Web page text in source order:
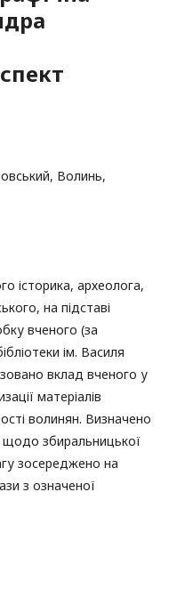
Волинь,
історика, археолога,
на підставі
вченого (за
ім. Василя
вклад вченого у
матеріалів
волинян. Визначено
щодо збиральницької
зосереджено на
з означеної